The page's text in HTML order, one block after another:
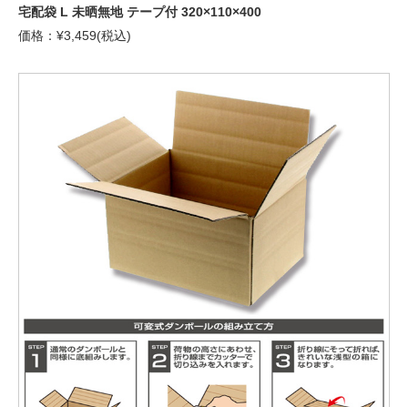
宅配袋 L 未晒無地 テープ付 320×110×400
価格：¥3,459(税込)